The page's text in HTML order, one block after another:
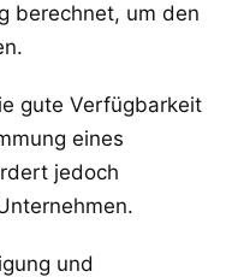
berechnet, um den
gute Verfügbarkeit
eines
jedoch
und